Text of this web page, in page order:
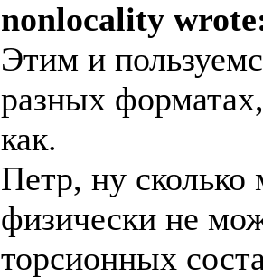
nonlocality
Этим и
разных
как.
Петр, ну
физически не
торсионных